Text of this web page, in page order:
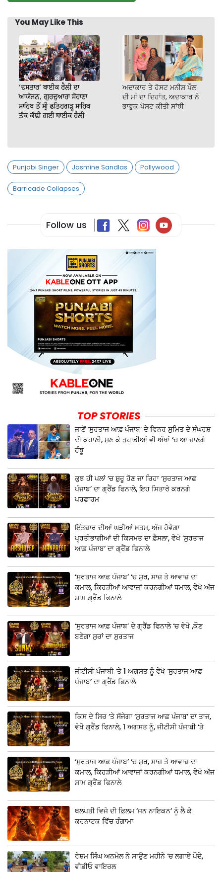
You May Like This
‘ਦਸਤਾਰ’ ਬਾਈਕ ਰੈਲੀ ਦਾ
ਆਯੋਜਨ, ਗੁਰਦੁਆਰਾ ਸੋਹਾਣਾ
ਸਾਹਿਬ ਤੋਂ ਸ੍ਰੀ ਫਤਿਹਗੜ੍ਹ ਸਾਹਿਬ
ਤੱਕ ਕੱਢੀ ਗਈ ਬਾਈਕ ਰੈਲੀ
ਅਦਾਕਾਰ ਤੇ ਹੋਸਟ ਮਨੀਸ਼ ਪੌਲ
ਦੀ ਮਾਂ ਦਾ ਦਿਹਾਂਤ, ਅਦਾਕਾਰ ਨੇ
ਭਾਵੁਕ ਪੋਸਟ ਕੀਤੀ ਸਾਂਝੀ
Punjabi Singer Jasmine Sandlas Pollywood
Barricade Collapses
Follow us
TOP STORIES
ਜਾਣੋਂ ‘ਸੁਰਤਾਜ ਆਫ਼ ਪੰਜਾਬ’ ਦੇ ਵਿਨਰ ਸੁਮਿਤ ਦੇ ਸੰਘਰਸ਼
ਦੀ ਕਹਾਣੀ, ਸੁਣ ਕੇ ਤੁਹਾਡੀਆਂ ਵੀ ਅੱਖਾਂ ‘ਚ ਆ ਜਾਣਗੇ
ਹੰਝੂ
ਕੁਝ ਹੀ ਪਲਾਂ ‘ਚ ਸ਼ੁਰੂ ਹੋਣ ਜਾ ਰਿਹਾ ‘ਸੁਰਤਾਜ ਆਫ਼
ਪੰਜਾਬ’ ਦਾ ਗ੍ਰੈਂਡ ਫਿਨਾਲੇ, ਇਹ ਸਿਤਾਰੇ ਕਰਨਗੇ
ਪਰਫਾਰਮ
ਇੰਤਜ਼ਾਰ ਦੀਆਂ ਘੜੀਆਂ ਖ਼ਤਮ, ਅੱਜ ਹੋਵੇਗਾ
ਪ੍ਰਤੀਭਾਗੀਆਂ ਦੀ ਕਿਸਮਤ ਦਾ ਫ਼ੈਸਲਾ, ਵੇਖੋ ‘ਸੁਰਤਾਜ
ਆਫ਼ ਪੰਜਾਬ’ ਦਾ ਗ੍ਰੈਂਡ ਫਿਨਾਲੇ
‘ਸੁਰਤਾਜ ਆਫ਼ ਪੰਜਾਬ’ ‘ਚ ਸ਼ੁਰ, ਸਾਜ਼ ਤੇ ਆਵਾਜ਼ ਦਾ
ਕਮਾਲ, ਕਿਹੜੀਆਂ ਆਵਾਜ਼ਾਂ ਕਰਨਗੀਆਂ ਧਮਾਲ, ਵੇਖੋ ਅੱਜ
ਸ਼ਾਮ ਗ੍ਰੈਂਡ ਫਿਨਾਲੇ
‘ਸੁਰਤਾਜ ਆਫ਼ ਪੰਜਾਬ’ ਦੇ ਗ੍ਰੈਂਡ ਫਿਨਾਲੇ ‘ਚ ਵੇਖੋ ,ਕੌਣ
ਬਣੇਗਾ ਸੁਰਾਂ ਦਾ ਸੁਰਤਾਜ
ਜੀਟੀਸੀ ਪੰਜਾਬੀ ‘ਤੇ 1 ਅਗਸਤ ਨੂੰ ਵੇਖੋ ‘ਸੁਰਤਾਜ ਆਫ਼
ਪੰਜਾਬ’ ਦਾ ਗ੍ਰੈਂਡ ਫਿਨਾਲੇ
ਕਿਸ ਦੇ ਸਿਰ ‘ਤੇ ਸੱਜੇਗਾ ‘ਸੁਰਤਾਜ ਆਫ਼ ਪੰਜਾਬ’ ਦਾ ਤਾਜ,
ਵੇਖੋ ਗ੍ਰੈਂਡ ਫਿਨਾਲੇ, 1 ਅਗਸਤ ਨੂੰ, ਜੀਟੀਸੀ ਪੰਜਾਬੀ ‘ਤੇ
‘ਸੁਰਤਾਜ ਆਫ਼ ਪੰਜਾਬ’ ‘ਚ ਸ਼ੁਰ, ਸਾਜ਼ ਤੇ ਆਵਾਜ਼ ਦਾ
ਕਮਾਲ, ਕਿਹੜੀਆਂ ਆਵਾਜ਼ਾਂ ਕਰਨਗੀਆਂ ਧਮਾਲ, ਵੇਖੋ ਅੱਜ
ਸ਼ਾਮ ਗ੍ਰੈਂਡ ਫਿਨਾਲੇ
ਥਲਪਤੀ ਵਿਜੇ ਦੀ ਫ਼ਿਲਮ ‘ਜਨ ਨਾਇਕਨ’ ਨੂੰ ਲੈ ਕੇ
ਕਰਨਾਟਕ ਵਿੱਚ ਹੰਗਾਮਾ
ਰੇਸ਼ਮ ਸਿੰਘ ਅਨਮੋਲ ਨੇ ਸਾਉਣ ਮਹੀਨੇ ‘ਚ ਲਗਾਏ ਪੌਦੇ,
ਵੀਡੀਓ ਵਾਇਰਲ